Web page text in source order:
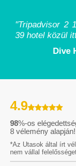
"Tripadvisor 2
39 hotel közül
Dive
4.9
98%-os
8 vélemény alapján!
*Az Utasok által írt
nem vállal